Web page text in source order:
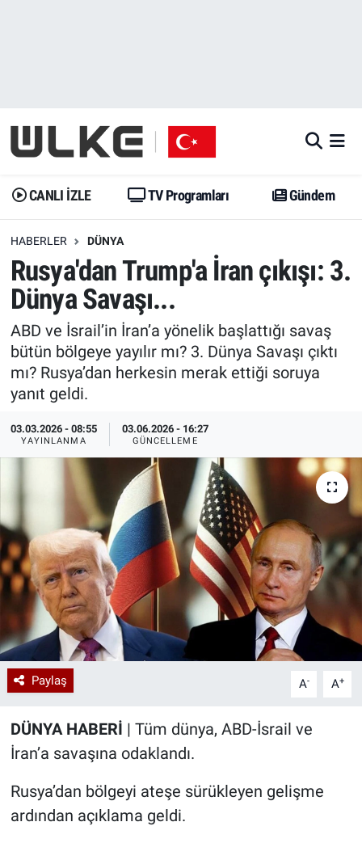
CANLI İZLE TV Programları Gündem
HABERLER DÜNYA
Rusya'dan Trump'a İran çıkışı: 3.
Dünya Savaşı...
ABD ve İsrail’in İran’a yönelik başlattığı savaş
bütün bölgeye yayılır mı? 3. Dünya Savaşı çıktı
mı? Rusya’dan herkesin merak ettiği soruya
yanıt geldi.
03.03.2026 - 08:55
YAYINLANMA
03.06.2026 - 16:27
GÜNCELLEME
Paylaş A- A+
DÜNYA HABERİ | Tüm dünya, ABD-İsrail ve
İran’a savaşına odaklandı.
Rusya’dan bölgeyi ateşe sürükleyen gelişme
ardından açıklama geldi.
Gündem
Dünya
Erişim Bilgileri
Ekonomi
Trend
Özel Haberler
Yazarlar
Gündem
Trend
Erişim Bilgileri
Spor
Ekonomi
Dünya
Medya
Özel Haberler
Erişim Bilgileri
Sağlık
Teknoloji
Ramazan
İstanbul Namaz Vakitleri
Trafik Durumu
Erişim Bilgileri
Tüm Manşetler
Son Dakika Haberleri
Haber Arşivi